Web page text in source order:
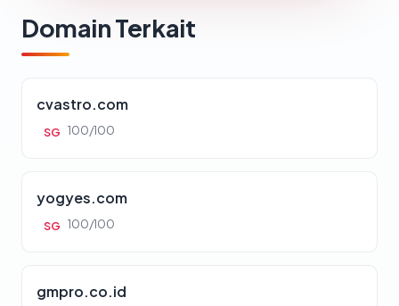
Domain Terkait
cvastro.com
SG 100/100
yogyes.com
SG 100/100
gmpro.co.id